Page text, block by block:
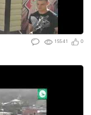
15541 0